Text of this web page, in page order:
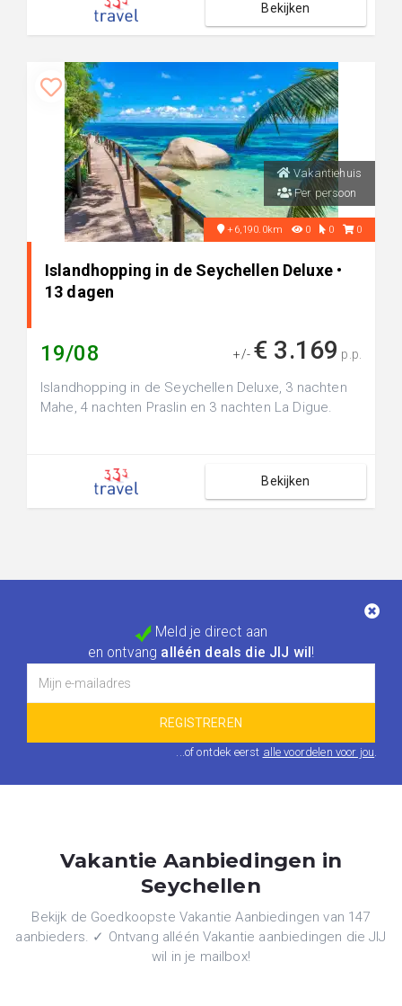
Bekijken
Vakantiehuis
Per persoon
+6,190.0km 0 0 0
Islandhopping in de Seychellen Deluxe •
13 dagen
19/08 +/- € 3.169 p.p.
Islandhopping in de Seychellen Deluxe, 3 nachten
Mahe, 4 nachten Praslin en 3 nachten La Digue.
Bekijken
Meld je direct aan
en ontvang alléén deals die JIJ wil !
...of ontdek eerst alle voordelen voor jou.
Vakantie Aanbiedingen in
Seychellen
Bekijk de Goedkoopste Vakantie Aanbiedingen van 147
aanbieders. ✓ Ontvang alléén Vakantie aanbiedingen die JIJ
wil in je mailbox!